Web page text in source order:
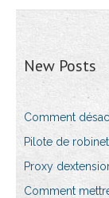
New Posts
Comment
Pilote de
Proxy
Comment